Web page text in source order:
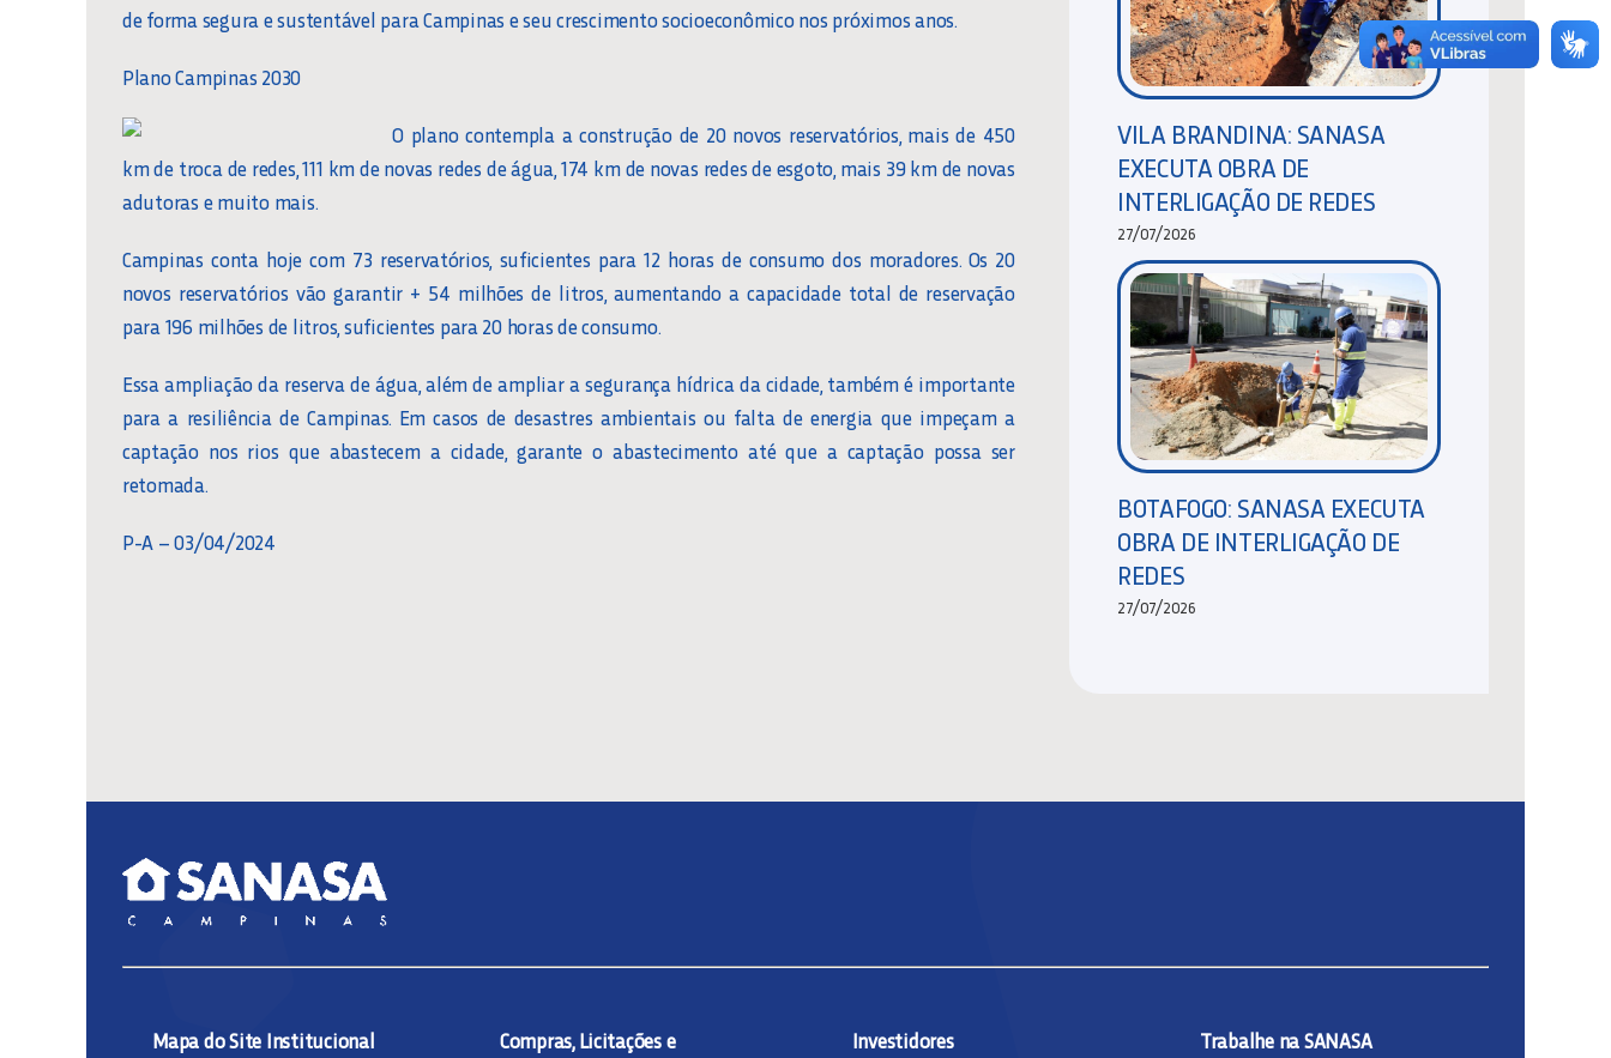
de forma segura e sustentável para Campinas e seu crescimento socioeconômico nos próximos anos.
Plano Campinas 2030
O plano contempla a construção de 20 novos reservatórios, mais de 450
km de troca de redes, 111 km de novas redes de água, 174 km de novas redes de esgoto, mais 39 km de novas
adutoras e muito mais.
Campinas conta hoje com 73 reservatórios, suficientes para 12 horas de consumo dos moradores. Os 20
novos reservatórios vão garantir + 54 milhões de litros, aumentando a capacidade total de reservação
para 196 milhões de litros, suficientes para 20 horas de consumo.
Essa ampliação da reserva de água, além de ampliar a segurança hídrica da cidade, também é importante
para a resiliência de Campinas. Em casos de desastres ambientais ou falta de energia que impeçam a
captação nos rios que abastecem a cidade, garante o abastecimento até que a captação possa ser
retomada.
P-A – 03/04/2024
VILA BRANDINA: SANASA
EXECUTA OBRA DE
INTERLIGAÇÃO DE REDES
27/07/2026
BOTAFOGO: SANASA EXECUTA
OBRA DE INTERLIGAÇÃO DE
REDES
27/07/2026
Mapa do Site Institucional
Compras, Licitações e
Investidores Trabalhe na SANASA